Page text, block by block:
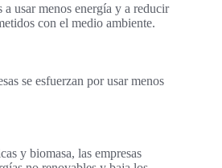
usar menos energía y a reducir
con el medio ambiente.
se esfuerzan por usar menos
y biomasa, las empresas